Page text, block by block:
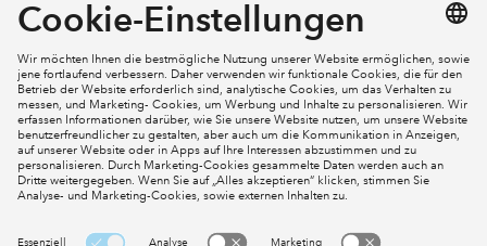
Kontakt
Mein Konto
Social Media